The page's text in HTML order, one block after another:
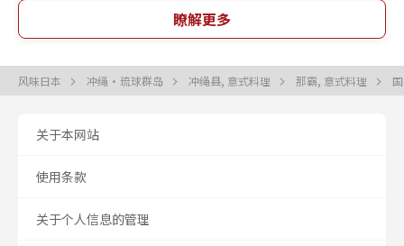
瞭解更多
风味日本 冲绳・琉球群岛 冲绳县, 意式料理 那霸, 意式料理
关于本网站
使用条款
关于个人信息的管理